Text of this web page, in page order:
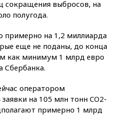
сокращения выбросов, на
полугода.
примерно на 1,2 миллиарда
еще не поданы, до конца
как минимум 1 млрд евро
Сбербанка.
оператором
на 105 млн тонн CO2-
примерно 1 млрд